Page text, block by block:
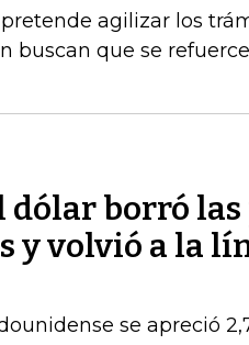
agilizar los
buscan que se
dólar borró las
y volvió a la
se apreció